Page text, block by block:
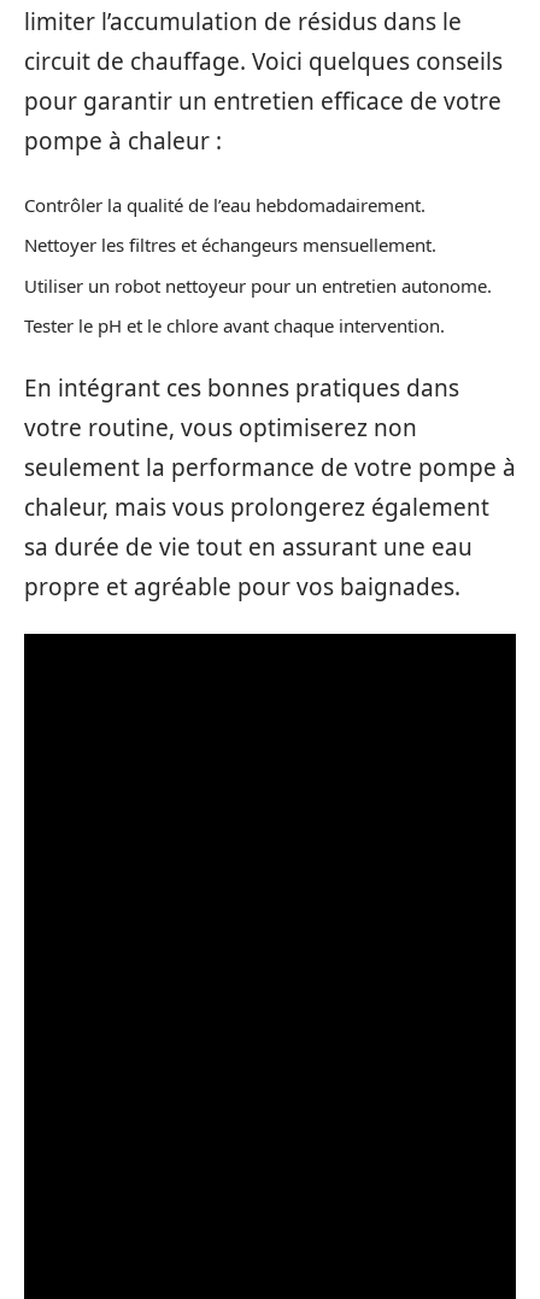
limiter l’accumulation de résidus dans le
circuit de chauffage. Voici quelques conseils
pour garantir un entretien efficace de votre
pompe à chaleur :
Contrôler la qualité de l’eau hebdomadairement.
Nettoyer les filtres et échangeurs mensuellement.
Utiliser un robot nettoyeur pour un entretien autonome.
Tester le pH et le chlore avant chaque intervention.
En intégrant ces bonnes pratiques dans
votre routine, vous optimiserez non
seulement la performance de votre pompe à
chaleur, mais vous prolongerez également
sa durée de vie tout en assurant une eau
propre et agréable pour vos baignades.